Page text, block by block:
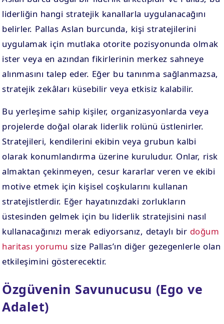
liderliğin hangi stratejik kanallarla uygulanacağını
belirler. Pallas Aslan burcunda, kişi stratejilerini
uygulamak için mutlaka otorite pozisyonunda olmak
ister veya en azından fikirlerinin merkez sahneye
alınmasını talep eder. Eğer bu tanınma sağlanmazsa,
stratejik zekâları küsebilir veya etkisiz kalabilir.
Bu yerleşime sahip kişiler, organizasyonlarda veya
projelerde doğal olarak liderlik rolünü üstlenirler.
Stratejileri, kendilerini ekibin veya grubun kalbi
olarak konumlandırma üzerine kuruludur. Onlar, risk
almaktan çekinmeyen, cesur kararlar veren ve ekibi
motive etmek için kişisel coşkularını kullanan
stratejistlerdir. Eğer hayatınızdaki zorlukların
üstesinden gelmek için bu liderlik stratejisini nasıl
kullanacağınızı merak ediyorsanız, detaylı bir doğum
haritası yorumu size Pallas’ın diğer gezegenlerle olan
etkileşimini gösterecektir.
Özgüvenin Savunucusu (Ego ve
Adalet)